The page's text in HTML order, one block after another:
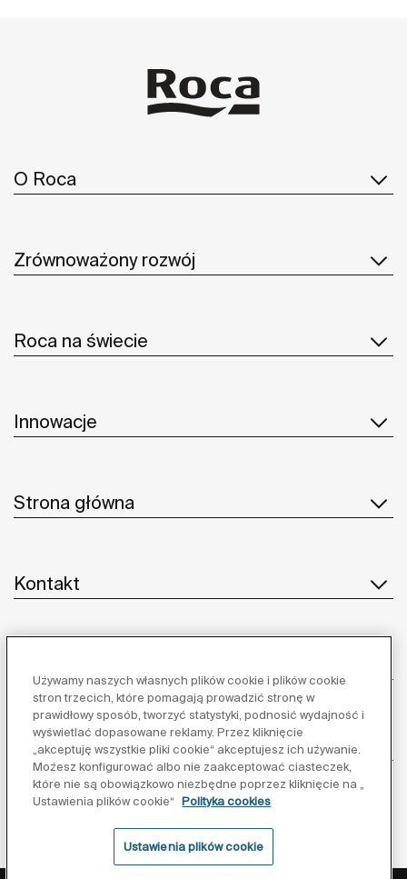
O Roca
Zrównoważony rozwój
Roca na świecie
Innowacje
Strona główna
Kontakt
Dostawcy
Obserwuj nas:
Używamy naszych własnych plików cookie i plików cookie
stron trzecich, które pomagają prowadzić stronę w
prawidłowy sposób, tworzyć statystyki, podnosić wydajność i
wyświetlać dopasowane reklamy. Przez kliknięcie
„akceptuję wszystkie pliki cookie“ akceptujesz ich używanie.
Możesz konfigurować albo nie zaakceptować ciasteczek,
które nie są obowiązkowo niezbędne poprzez kliknięcie na „
Ustawienia plików cookie“
Polityka cookies
Ustawienia plików cookie